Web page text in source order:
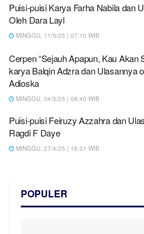
Puisi-puisi Karya Farha Nabila dan
Oleh Dara Layl
MINGGU, 11/5/25 | 07:10 WIB
Cerpen “Sejauh Apapun, Kau Akan
karya Balqin Adzra dan Ulasannya
Adioska
MINGGU, 04/5/25 | 08:40 WIB
Puisi-puisi Feiruzy Azzahra dan
Ragdi F Daye
MINGGU, 27/4/25 | 16:31 WIB
POPULER